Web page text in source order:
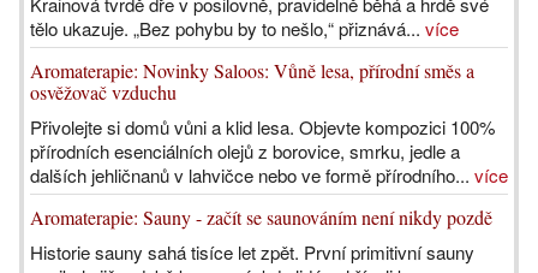
tělo ukazuje. „Bez pohybu by to nešlo,“ přiznává... více
Aromaterapie: Novinky Saloos: Vůně lesa, přírodní směs a
osvěžovač vzduchu
Přivolejte si domů vůni a klid lesa. Objevte kompozici 100%
přírodních esenciálních olejů z borovice, smrku, jedle a
dalších jehličnanů v lahvičce nebo ve formě přírodního... více
Aromaterapie: Sauny - začít se saunováním není nikdy pozdě
Historie sauny sahá tisíce let zpět. První primitivní sauny